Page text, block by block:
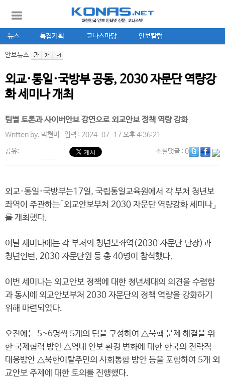
뉴스 특집기획 코나스마당 안보칼럼
안보뉴스
외교·통일·국방부 공동, 2030 자문단 역량강
화 세미나 개최
팀별 토론과 사이버안보 강연으로 외교안보 정책 역량 강화
Written by. 박현미 입력 : 2024-07-17 오후 4:36:21
공유: 소셜댓글: 0
외교·통일·국방부는17일, 국립통일교육원에서 각 부처 청년보
좌역이 주관하는「외교안보부처 2030 자문단 역량강화 세미나」
를 개최했다.
이날 세미나에는 각 부처의 청년보좌역(2030 자문단 단장)과
청년인턴, 2030 자문단원 등 총 40명이 참석했다.
이번 세미나는 외교안보 정책에 대한 청년세대의 의견을 수렴함
과 동시에 외교안보부처 2030 자문단의 정책 역량을 강화하기
위해 마련되었다.
오전에는 5~6명씩 5개의 팀을 구성하여 △북핵 문제 해결을 위
한 국제협력 방안 △역내 안보 환경 변화에 대한 한국의 전략적
대응방안 △북한이탈주민의 사회통합 방안 등을 포함하여 5개 외
교안보 주제에 대한 토의를 진행했다.